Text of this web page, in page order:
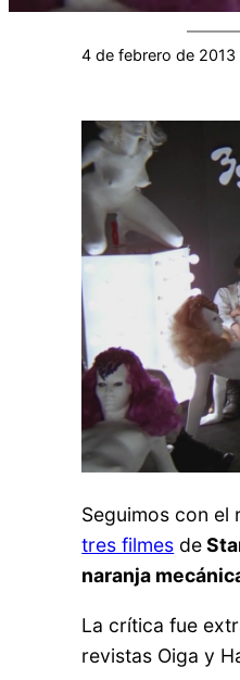
4 de febrero de 2013
Seguimos con el
tres filmes de
naranja
La crítica fue
revistas Oiga y